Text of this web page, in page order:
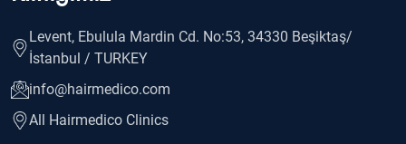
Levent, Ebulula Mardin Cd. No:53, 34330 Beşiktaş/
İstanbul / TURKEY
info@hairmedico.com
All Hairmedico Clinics